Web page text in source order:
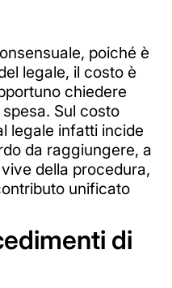
poiché è
legale, il costo è
chiedere
Sul costo
legale infatti incide
da raggiungere, a
della procedura,
unificato
di